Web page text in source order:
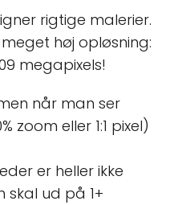
rigtige malerier.
høj opløsning:
megapixels!
når man ser
zoom eller 1:1 pixel)
er heller ikke
ud på 1+